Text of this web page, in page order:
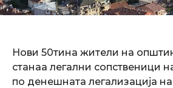
Нови 50тина жители на
станаа легални сопственици
по денешната легализација